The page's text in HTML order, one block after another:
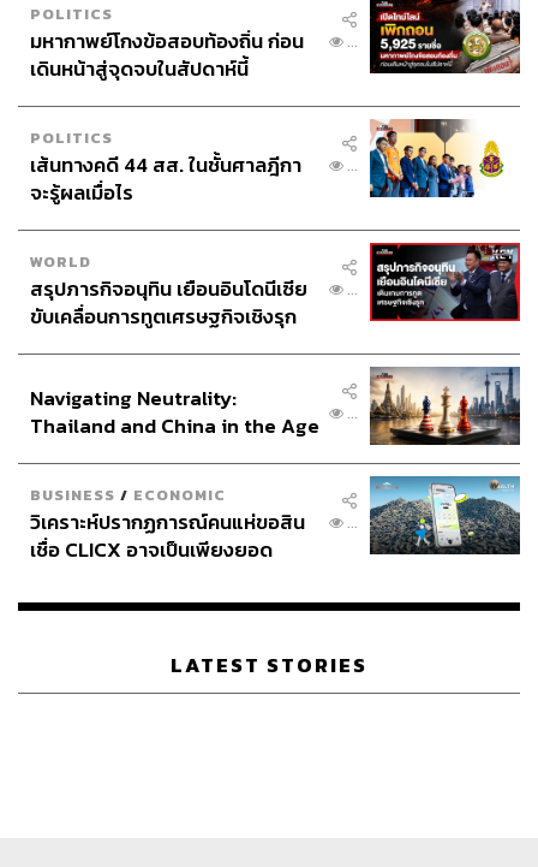
นักเขียนผู้ชอบถ่ายทอดเรื่องราวผ่านตัวอักษร
หลงใหลในภาษา วัฒนธรรม และการติ่ง
POLITICS
มหากาพย์โกงข้อสอบท้องถิ่น ก่อน
เดินหน้าสู่จุดจบในสัปดาห์นี้
...
POLITICS
เส้นทางคดี 44 สส. ในชั้นศาลฎีกา
จะรู้ผลเมื่อไร
...
WORLD
สรุปภารกิจอนุทิน เยือนอินโดนีเซีย
ขับเคลื่อนการทูตเศรษฐกิจเชิงรุก
...
Navigating Neutrality:
Thailand and China in the Age
...
BUSINESS / ECONOMIC
วิเคราะห์ปรากฏการณ์คนแห่ขอสิน
เชื่อ CLICX อาจเป็นเพียงยอด
เรือนไทยที่ถูกซุกไว้
...
LATEST STORIES